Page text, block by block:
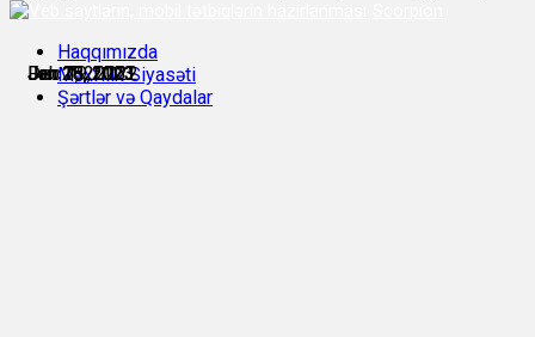
Dec 19, 2022
Jan 16, 2023
Jan 18, 2023
Jan 28, 2023
Jan 28, 2023
Feb 7, 2023
Haqqımızda
Məxfilik Siyasəti
Şərtlər və Qaydalar